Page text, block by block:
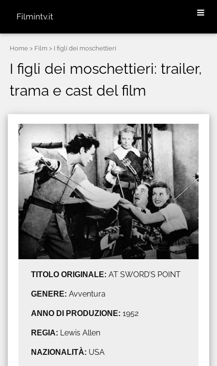
Filmintv.it
Home > Film > I figli dei moschettieri
I figli dei moschettieri: trailer,
trama e cast del film
TITOLO ORIGINALE: AT SWORD'S POINT
GENERE: Avventura
ANNO DI PRODUZIONE: 1952
REGIA: Lewis Allen
NAZIONALITÀ: USA